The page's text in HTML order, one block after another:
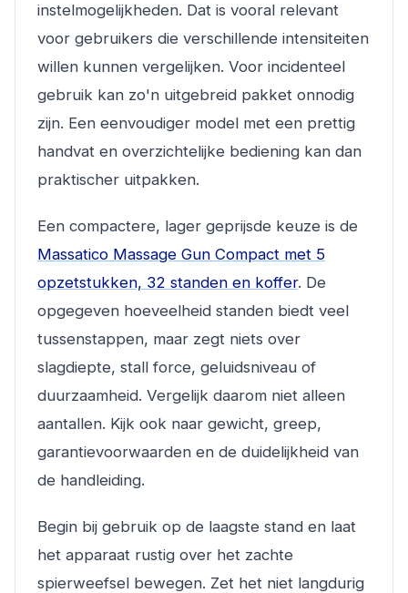
instelmogelijkheden. Dat is vooral relevant
voor gebruikers die verschillende intensiteiten
willen kunnen vergelijken. Voor incidenteel
gebruik kan zo'n uitgebreid pakket onnodig
zijn. Een eenvoudiger model met een prettig
handvat en overzichtelijke bediening kan dan
praktischer uitpakken.
Een compactere, lager geprijsde keuze is de
Massatico Massage Gun Compact met 5
opzetstukken, 32 standen en koffer. De
opgegeven hoeveelheid standen biedt veel
tussenstappen, maar zegt niets over
slagdiepte, stall force, geluidsniveau of
duurzaamheid. Vergelijk daarom niet alleen
aantallen. Kijk ook naar gewicht, greep,
garantievoorwaarden en de duidelijkheid van
de handleiding.
Begin bij gebruik op de laagste stand en laat
het apparaat rustig over het zachte
spierweefsel bewegen. Zet het niet langdurig